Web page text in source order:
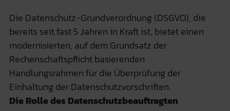
Die Datenschutz-Grundverordnung (DSGVO), die
bereits seit fast 5 Jahren in Kraft ist, bietet einen
modernisierten, auf dem Grundsatz der
Rechenschaftspflicht basierenden
Handlungsrahmen für die Überprüfung der
Einhaltung der Datenschutzvorschriften.
Die Rolle des Datenschutzbeauftragten